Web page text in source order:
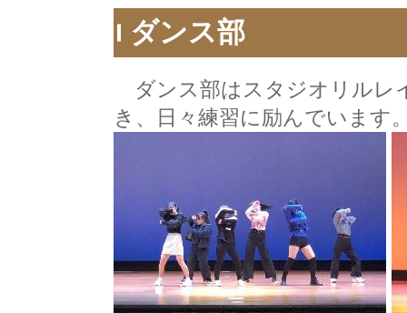
ダンス部
ダンス部はスタジオリルレ
き、日々練習に励んでいます